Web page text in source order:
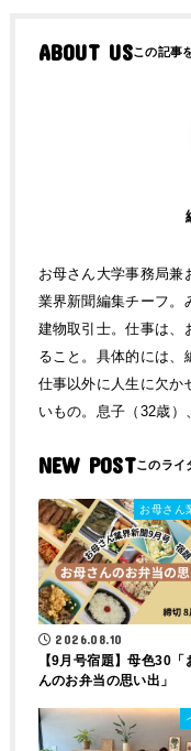
ABOUT US
お母さん大学事務局兼
業界新聞編集チーフ。
建物取引士。仕事は、
ること。具体的には
仕事以外に人生に欠
いもの。息子（32歳）
NEW POST
お母さん
2026.08.10
【9月号宿題】母色30「
んのお弁当の思い出」